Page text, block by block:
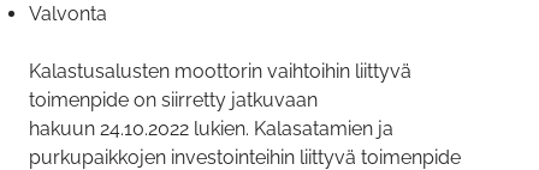
Valvonta
Kalastusalusten moottorin vaihtoihin liittyvä
toimenpide on siirretty jatkuvaan
hakuun 24.10.2022 lukien. Kalasatamien ja
purkupaikkojen investointeihin liittyvä toimenpide